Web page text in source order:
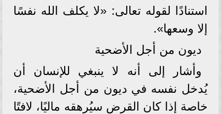
استنادًا لقوله تعالى: «لا يكلف الله نفسًا
إلا وسعها».
ديون من أجل الأضحية
وأشار إلى أنه لا ينبغي للإنسان أن
يُدخل نفسه في ديون من أجل الأضحية،
خاصة إذا كان القرض سيُرهقه ماليًا، لافتًا